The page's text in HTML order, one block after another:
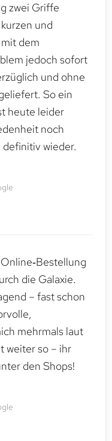
zwei Griffe
und
dem
jedoch sofort
und ohne
So ein
heute leider
noch
wieder.
die Galaxie.
– fast schon
mehrmals laut
weiter so – ihr
den Shops!